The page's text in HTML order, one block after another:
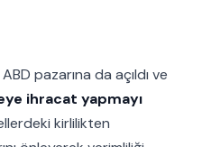
pazarına da açıldı ve
ihracat yapmayı
kirlilikten